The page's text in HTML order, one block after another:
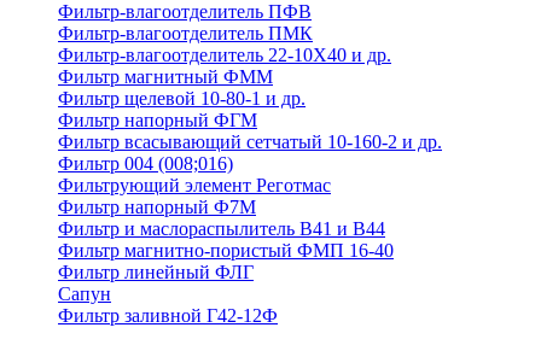
Фильтр-влагоотделитель ПФВ
Фильтр-влагоотделитель ПМК
Фильтр-влагоотделитель 22-10Х40 и др.
Фильтр магнитный ФММ
Фильтр щелевой 10-80-1 и др.
Фильтр напорный ФГМ
Фильтр всасывающий сетчатый 10-160-2 и др.
Фильтр 004 (008;016)
Фильтрующий элемент Реготмас
Фильтр напорный Ф7М
Фильтр и маслораспылитель В41 и В44
Фильтр магнитно-пористый ФМП 16-40
Фильтр линейный ФЛГ
Сапун
Фильтр заливной Г42-12Ф